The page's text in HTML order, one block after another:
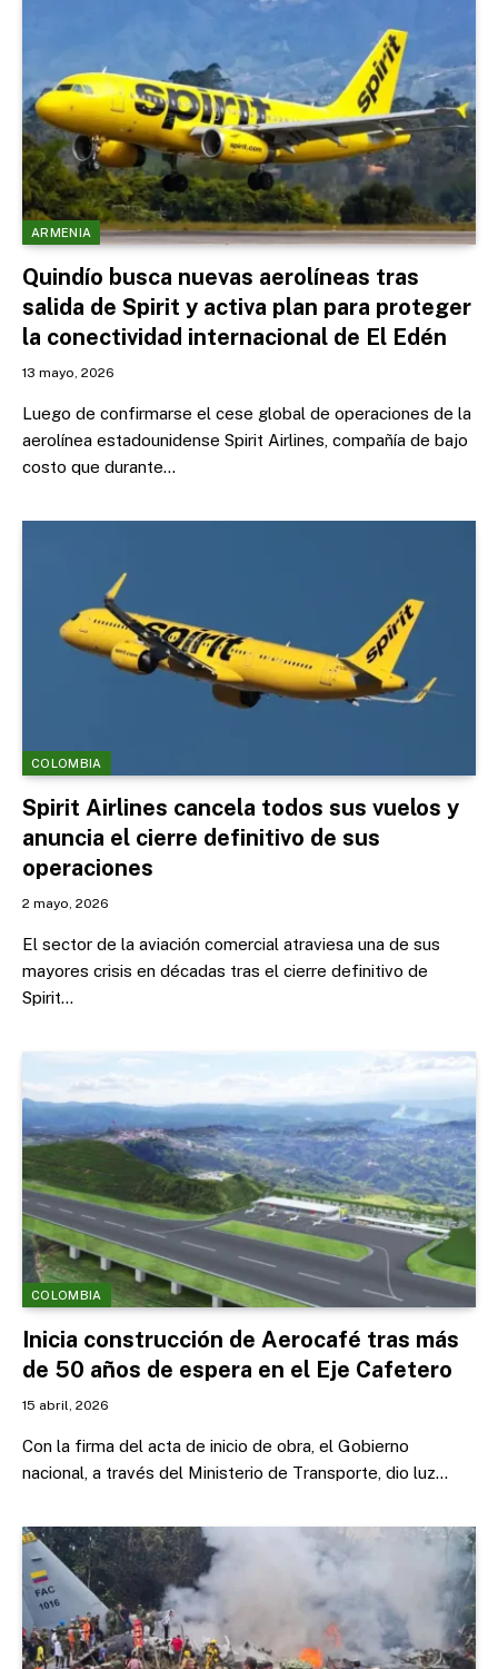
ARMENIA
Quindío busca nuevas aerolíneas tras
salida de Spirit y activa plan para proteger
la conectividad internacional de El Edén
13 mayo, 2026
Luego de confirmarse el cese global de operaciones de la
aerolínea estadounidense Spirit Airlines, compañía de bajo
costo que durante…
COLOMBIA
Spirit Airlines cancela todos sus vuelos y
anuncia el cierre definitivo de sus
operaciones
2 mayo, 2026
El sector de la aviación comercial atraviesa una de sus
mayores crisis en décadas tras el cierre definitivo de
Spirit…
COLOMBIA
Inicia construcción de Aerocafé tras más
de 50 años de espera en el Eje Cafetero
15 abril, 2026
Con la firma del acta de inicio de obra, el Gobierno
nacional, a través del Ministerio de Transporte, dio luz…